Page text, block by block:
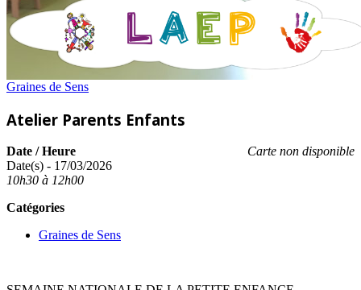
Graines de Sens
Atelier Parents Enfants
Carte non disponible
Date / Heure
Date(s) - 17/03/2026
10h30 à 12h00
Catégories
Graines de Sens